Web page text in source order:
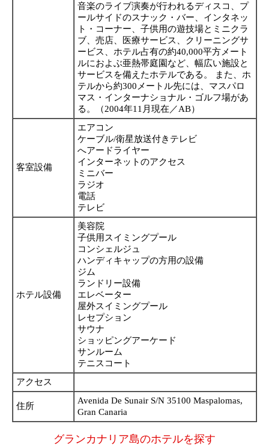
音楽のライブ演奏が行われるディスコ、プ
ールサイドのスナック・バー、インタネッ
ト・コーナー、子供用の遊技場とミニクラ
ブ、売店、医療サービス、クリーニングサ
ービス、ホテル占有の約40,000平方メート
ルにおよぶ亜熱帯庭園など、幅広い施設と
サービスを備えたホテルである。 また、ホ
テルから約300メートル先には、マスパロ
マス・インターナショナル・ゴルフ場があ
る。（2004年11月現在／AB）
客室設備
エアコン
ケーブル/衛星放送付きテレビ
へアードライヤー
インターネットのアクセス
ミニバー
ラジオ
電話
テレビ
ホテル設備
美容院
子供用スイミングプール
コンシェルジュ
ハンディキャップの方用の設備
ジム
ランドリー設備
エレベーター
屋外スイミングプール
レセプション
サウナ
ショッピングアーケード
サンルーム
テニスコート
アクセス
住所
Avenida De Sunair S/N 35100 Maspalomas,
Gran Canaria
グランカナリア島のホテルを探す